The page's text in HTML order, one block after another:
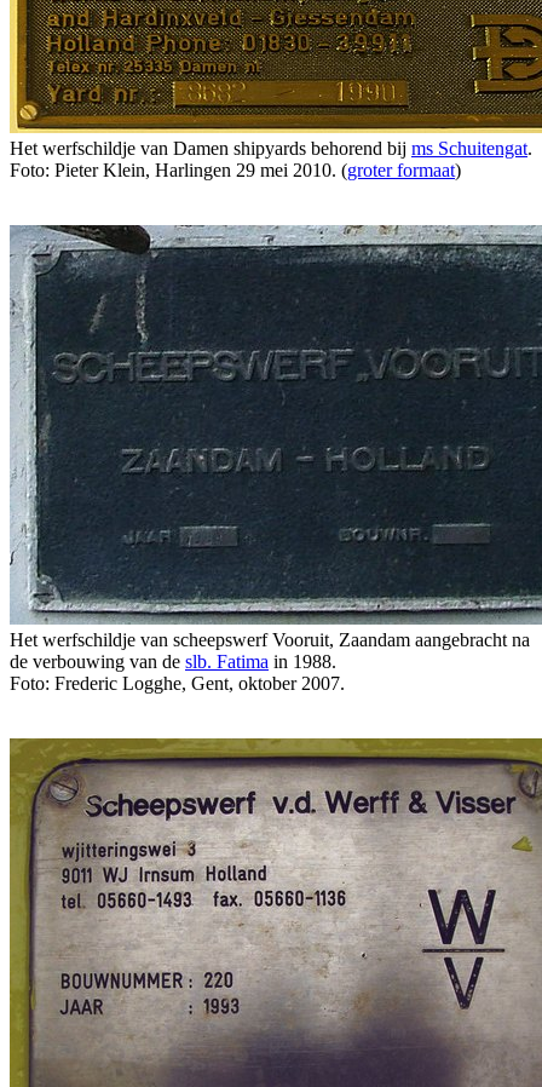
Het werfschildje van Damen shipyards behorend bij ms Schuitengat.
Foto: Pieter Klein, Harlingen 29 mei 2010. (groter formaat)
Het werfschildje van scheepswerf Vooruit, Zaandam aangebracht na
de verbouwing van de slb. Fatima in 1988.
Foto: Frederic Logghe, Gent, oktober 2007.